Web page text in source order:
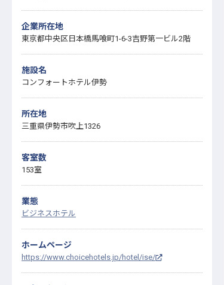
企業所在地
東京都中央区日本橋馬喰町1-6-3吉野第一ビル2階
施設名
コンフォートホテル伊勢
所在地
三重県伊勢市吹上1326
客室数
153室
業態
ビジネスホテル
ホームページ
https://www.choicehotels.jp/hotel/ise/